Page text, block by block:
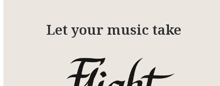
Let your music take